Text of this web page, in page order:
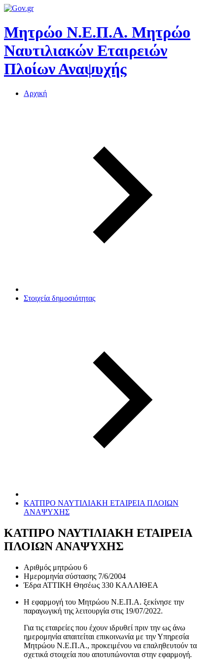
Μητρώο Ν.Ε.Π.Α. Μητρώο
Ναυτιλιακών Εταιρειών
Πλοίων Αναψυχής
Αρχική
Στοιχεία δημοσιότητας
ΚΑΤΠΡΟ ΝΑΥΤΙΛΙΑΚΗ ΕΤΑΙΡΕΙΑ ΠΛΟΙΩΝ
ΑΝΑΨΥΧΗΣ
ΚΑΤΠΡΟ ΝΑΥΤΙΛΙΑΚΗ ΕΤΑΙΡΕΙΑ
ΠΛΟΙΩΝ ΑΝΑΨΥΧΗΣ
Αριθμός μητρώου 6
Ημερομηνία σύστασης 7/6/2004
Έδρα ΑΤΤΙΚΗ Θησέως 330 ΚΑΛΛΙΘΕΑ
Η εφαρμογή του Μητρώου Ν.Ε.Π.Α. ξεκίνησε την
παραγωγική της λειτουργία στις 19/07/2022.
Για τις εταιρείες που έχουν ιδρυθεί πριν την ως άνω
ημερομηνία απαιτείται επικοινωνία με την Υπηρεσία
Μητρώου Ν.Ε.Π.Α., προκειμένου να επαληθευτούν τα
σχετικά στοιχεία που αποτυπώνονται στην εφαρμογή.